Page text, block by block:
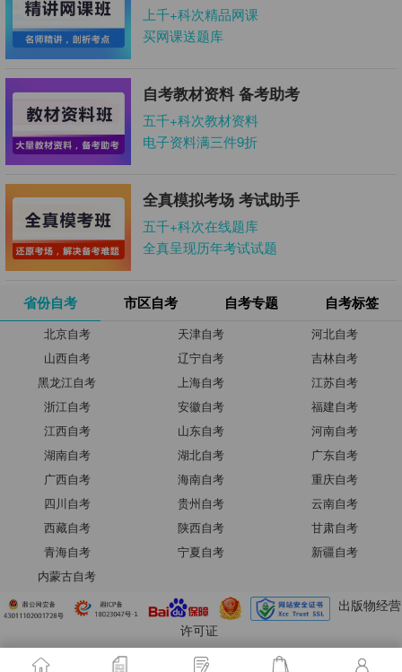
上千+科次精品网课
买网课送题库
自考教材资料 备考助考
五千+科次教材资料
电子资料满三件9折
全真模拟考场 考试助手
五千+科次在线题库
全真呈现历年考试试题
省份自考 市区自考 自考专题 自考标签
北京自考 天津自考
河北自考
山西自考
辽宁自考
吉林自考
黑龙江自考
上海自考
江苏自考
浙江自考
安徽自考
福建自考
江西自考
山东自考
河南自考
湖南自考
湖北自考
广东自考
广西自考
海南自考
重庆自考
四川自考
贵州自考
云南自考
西藏自考
陕西自考
甘肃自考
青海自考
宁夏自考
新疆自考
内蒙古自考
出版物经营
许可证